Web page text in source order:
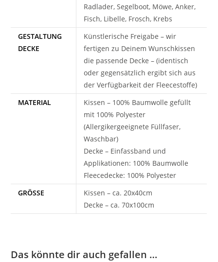
Radlader, Segelboot, Möwe, Anker,
Fisch, Libelle, Frosch, Krebs
GESTALTUNG
DECKE
Künstlerische Freigabe – wir
fertigen zu Deinem Wunschkissen
die passende Decke – (identisch
oder gegensätzlich ergibt sich aus
der Verfügbarkeit der Fleecestoffe)
MATERIAL
Kissen – 100% Baumwolle gefüllt
mit 100% Polyester
(Allergikergeeignete Füllfaser,
Waschbar)
Decke – Einfassband und
Applikationen: 100% Baumwolle
Fleecedecke: 100% Polyester
GRÖSSE
Kissen – ca. 20x40cm
Decke – ca. 70x100cm
Das könnte dir auch gefallen …